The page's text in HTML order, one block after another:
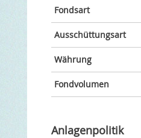
Fondsart
Ausschüttungsart
Währung
Fondvolumen
Anlagenpolitik